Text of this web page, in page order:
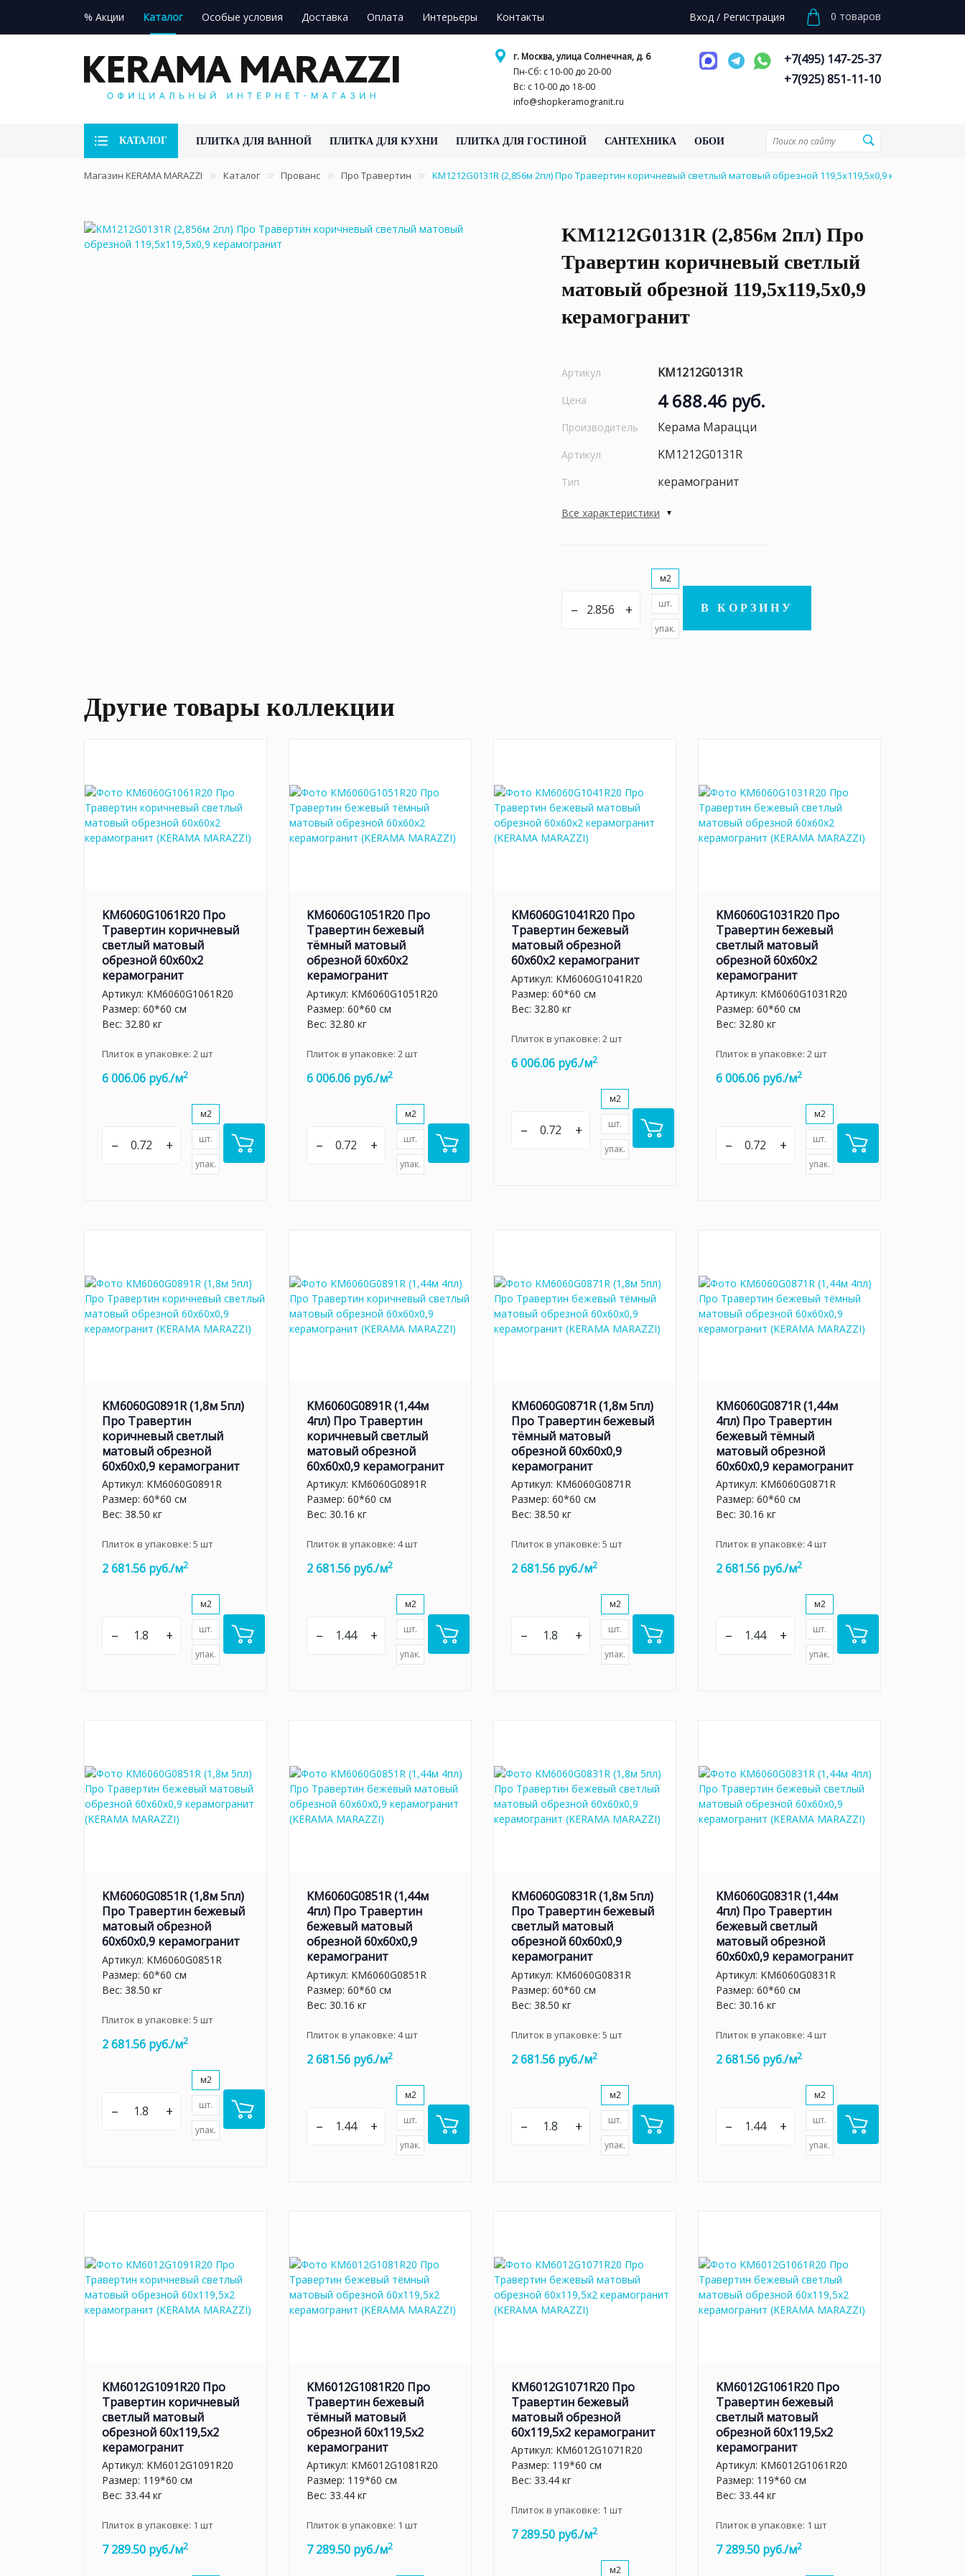
% Акции Каталог Особые условия Доставка Оплата Интерьеры Контакты Вход / Регистрация 0 товаров
г. Москва, улица Солнечная, д. 6
Пн-Сб: с 10-00 до 20-00
Вс: с 10-00 до 18-00
info@shopkeramogranit.ru
+7(495) 147-25-37
+7(925) 851-11-10
КАТАЛОГ ПЛИТКА ДЛЯ ВАННОЙ ПЛИТКА ДЛЯ КУХНИ ПЛИТКА ДЛЯ ГОСТИНОЙ САНТЕХНИКА ОБОИ
Магазин KERAMA MARAZZI Каталог Прованс Про Травертин KM1212G0131R (2,856м 2пл) Про Травертин коричневый светлый матовый обрезной 119,5x119,5x0,9 керамогранит
KM1212G0131R (2,856м 2пл) Про
Травертин коричневый светлый
матовый обрезной 119,5x119,5x0,9
керамогранит
Артикул KM1212G0131R
Цена 4 688.46 руб.
Производитель Керама Марацци
Артикул KM1212G0131R
Тип керамогранит
Все характеристики
– +
м2
шт.
упак.
В КОРЗИНУ
Другие товары коллекции
KM6060G1061R20 Про
Травертин коричневый
светлый матовый
обрезной 60x60x2
керамогранит
Артикул: KM6060G1061R20
Размер: 60*60 см
Вес: 32.80 кг
Плиток в упаковке: 2 шт
6 006.06 руб./м2
– +
м2
шт.
упак.
KM6060G1051R20 Про
Травертин бежевый
тёмный матовый
обрезной 60x60x2
керамогранит
Артикул: KM6060G1051R20
Размер: 60*60 см
Вес: 32.80 кг
Плиток в упаковке: 2 шт
6 006.06 руб./м2
– +
м2
шт.
упак.
KM6060G1041R20 Про
Травертин бежевый
матовый обрезной
60x60x2 керамогранит
Артикул: KM6060G1041R20
Размер: 60*60 см
Вес: 32.80 кг
Плиток в упаковке: 2 шт
6 006.06 руб./м2
– +
м2
шт.
упак.
KM6060G1031R20 Про
Травертин бежевый
светлый матовый
обрезной 60x60x2
керамогранит
Артикул: KM6060G1031R20
Размер: 60*60 см
Вес: 32.80 кг
Плиток в упаковке: 2 шт
6 006.06 руб./м2
– +
м2
шт.
упак.
KM6060G0891R (1,8м 5пл)
Про Травертин
коричневый светлый
матовый обрезной
60x60x0,9 керамогранит
Артикул: KM6060G0891R
Размер: 60*60 см
Вес: 38.50 кг
Плиток в упаковке: 5 шт
2 681.56 руб./м2
– +
м2
шт.
упак.
KM6060G0891R (1,44м
4пл) Про Травертин
коричневый светлый
матовый обрезной
60x60x0,9 керамогранит
Артикул: KM6060G0891R
Размер: 60*60 см
Вес: 30.16 кг
Плиток в упаковке: 4шт
2 681.56 руб./м2
– +
м2
шт.
упак.
KM6060G0871R (1,8м 5пл)
Про Травертин бежевый
тёмный матовый
обрезной 60x60x0,9
керамогранит
Артикул: KM6060G0871R
Размер: 60*60 см
Вес: 38.50 кг
Плиток в упаковке: 5 шт
2 681.56 руб./м2
– +
м2
шт.
упак.
KM6060G0871R (1,44м
4пл) Про Травертин
бежевый тёмный
матовый обрезной
60x60x0,9 керамогранит
Артикул: KM6060G0871R
Размер: 60*60 см
Вес: 30.16 кг
Плиток в упаковке: 4шт
2 681.56 руб./м2
– +
м2
шт.
упак.
KM6060G0851R (1,8м 5пл)
Про Травертин бежевый
матовый обрезной
60x60x0,9 керамогранит
Артикул: KM6060G0851R
Размер: 60*60 см
Вес: 38.50 кг
Плиток в упаковке: 5 шт
2 681.56 руб./м2
– +
м2
шт.
упак.
KM6060G0851R (1,44м
4пл) Про Травертин
бежевый матовый
обрезной 60x60x0,9
керамогранит
Артикул: KM6060G0851R
Размер: 60*60 см
Вес: 30.16 кг
Плиток в упаковке: 4шт
2 681.56 руб./м2
– +
м2
шт.
упак.
KM6060G0831R (1,8м 5пл)
Про Травертин бежевый
светлый матовый
обрезной 60x60x0,9
керамогранит
Артикул: KM6060G0831R
Размер: 60*60 см
Вес: 38.50 кг
Плиток в упаковке: 5 шт
2 681.56 руб./м2
– +
м2
шт.
упак.
KM6060G0831R (1,44м
4пл) Про Травертин
бежевый светлый
матовый обрезной
60x60x0,9 керамогранит
Артикул: KM6060G0831R
Размер: 60*60 см
Вес: 30.16 кг
Плиток в упаковке: 4шт
2 681.56 руб./м2
– +
м2
шт.
упак.
KM6012G1091R20 Про
Травертин коричневый
светлый матовый
обрезной 60x119,5x2
керамогранит
Артикул: KM6012G1091R20
Размер: 119*60 см
Вес: 33.44 кг
Плиток в упаковке: 1 шт
7 289.50 руб./м2
KM6012G1081R20 Про
Травертин бежевый
тёмный матовый
обрезной 60x119,5x2
керамогранит
Артикул: KM6012G1081R20
Размер: 119*60 см
Вес: 33.44 кг
Плиток в упаковке: 1 шт
7 289.50 руб./м2
KM6012G1071R20 Про
Травертин бежевый
матовый обрезной
60x119,5x2 керамогранит
Артикул: KM6012G1071R20
Размер: 119*60 см
Вес: 33.44 кг
Плиток в упаковке: 1 шт
7 289.50 руб./м2
м2
KM6012G1061R20 Про
Травертин бежевый
светлый матовый
обрезной 60x119,5x2
керамогранит
Артикул: KM6012G1061R20
Размер: 119*60 см
Вес: 33.44 кг
Плиток в упаковке: 1 шт
7 289.50 руб./м2